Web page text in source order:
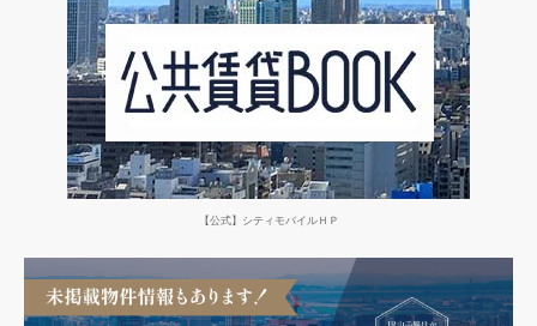
【公式】シティモバイルＨＰ